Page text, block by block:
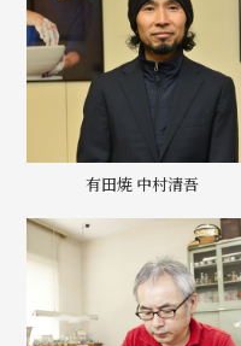
有田焼 中村清吾